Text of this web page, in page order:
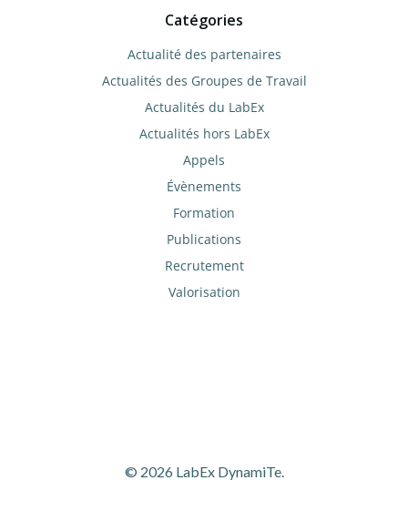
Catégories
Actualité des partenaires
Actualités des Groupes de Travail
Actualités du LabEx
Actualités hors LabEx
Appels
Évènements
Formation
Publications
Recrutement
Valorisation
© 2026 LabEx DynamiTe.